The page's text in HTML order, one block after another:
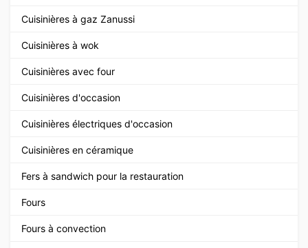
Cuisinières à gaz Zanussi
Cuisinières à wok
Cuisinières avec four
Cuisinières d'occasion
Cuisinières électriques d'occasion
Cuisinières en céramique
Fers à sandwich pour la restauration
Fours
Fours à convection